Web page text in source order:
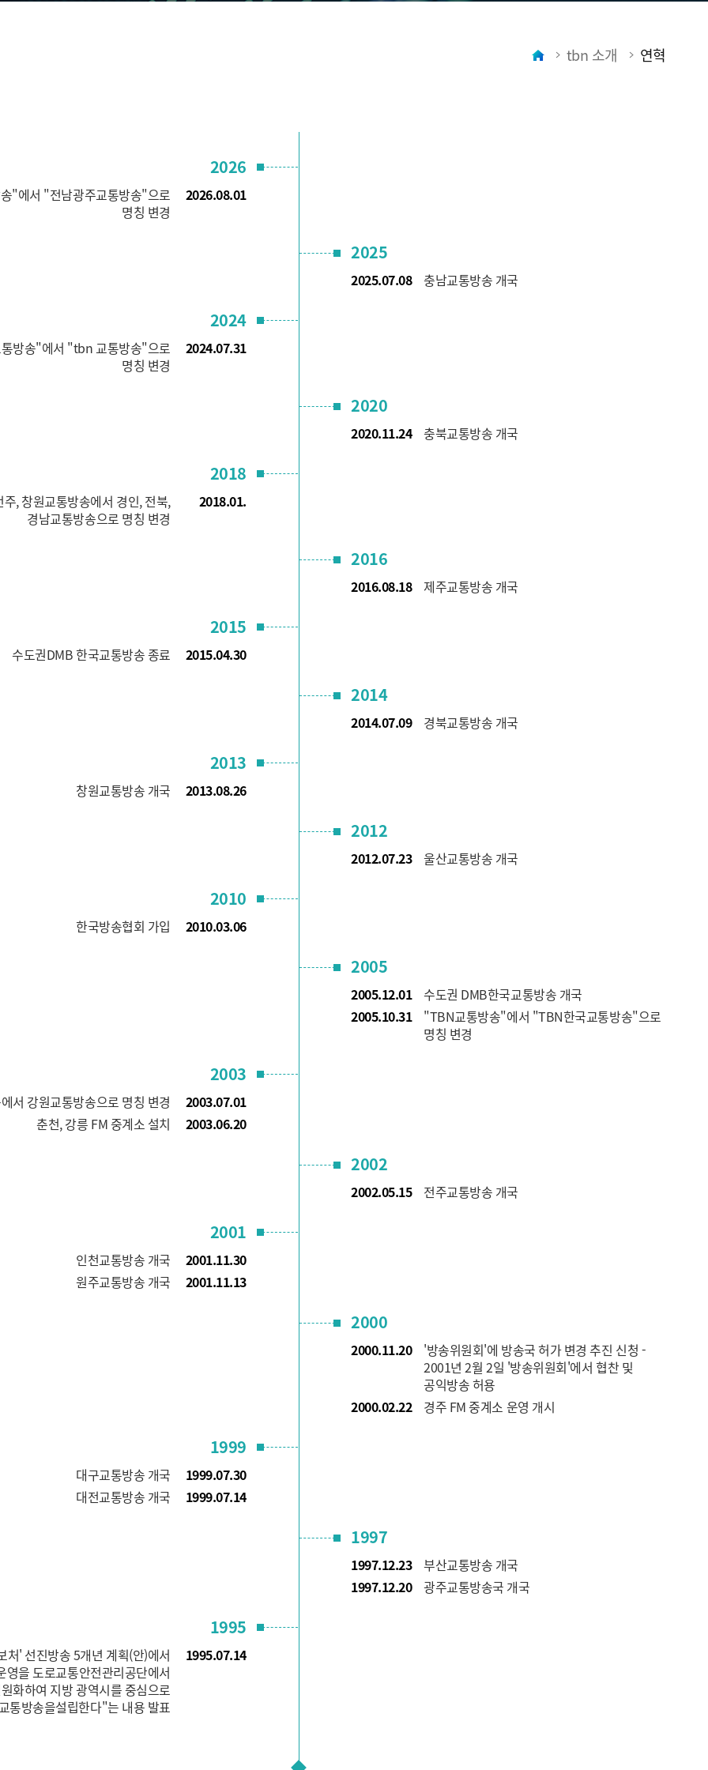
tbn 소개 연혁
2026
2026.08.01
"에서 "전남광주교통방송"으로
명칭 변경
2025
2025.07.08 충남교통방송 개국
2024
2024.07.31
방송"에서 "tbn 교통방송"으로
명칭 변경
2020
2020.11.24 충북교통방송 개국
2018
2018.01.
주, 창원교통방송에서 경인, 전북,
경남교통방송으로 명칭 변경
2016
2016.08.18 제주교통방송 개국
2015
2015.04.30
수도권DMB 한국교통방송 종료
2014
2014.07.09 경북교통방송 개국
2013
2013.08.26
창원교통방송 개국
2012
2012.07.23 울산교통방송 개국
2010
2010.03.06
한국방송협회 가입
2005
2005.12.01
수도권 DMB한국교통방송 개국
2005.10.31
"TBN교통방송"에서 "TBN한국교통방송"으로
명칭 변경
2003
2003.07.01
서 강원교통방송으로 명칭 변경
2003.06.20
춘천, 강릉 FM 중계소 설치
2002
2002.05.15 전주교통방송 개국
2001
2001.11.30
인천교통방송 개국
2001.11.13
원주교통방송 개국
2000
2000.11.20
'방송위원회'에 방송국 허가 변경 추진 신청 -
2001년 2월 2일 '방송위원회'에서 협찬 및
공익방송 허용
2000.02.22
경주 FM 중계소 운영 개시
1999
1999.07.30
대구교통방송 개국
1999.07.14
대전교통방송 개국
1997
1997.12.23
부산교통방송 개국
1997.12.20
광주교통방송국 개국
1995
1995.07.14
처' 선진방송 5개년 계획(안)에서
영을 도로교통안전관리공단에서
화하여 지방 광역시를 중심으로
통방송을설립한다"는 내용 발표